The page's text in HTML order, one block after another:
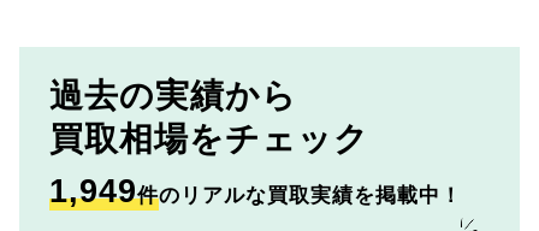
過去の実績から
買取相場をチェック
1,949件のリアルな買取実績を掲載中！